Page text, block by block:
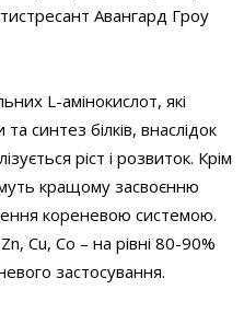
Авангард Гроу
L-амінокислот, які
синтез білків, внаслідок
ріст і розвиток. Крім
кращому засвоєнню
кореневою системою.
Cu, Co – на рівні 80-90%
застосування.